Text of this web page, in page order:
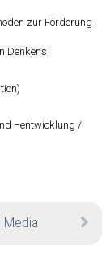
zur Förderung
Denkens
–entwicklung /
Media